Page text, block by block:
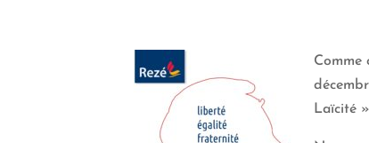
Comme
Laïcité